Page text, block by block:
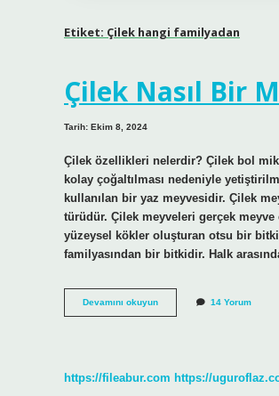
Etiket: Çilek hangi familyadan
Çilek Nasıl Bir
Tarih: Ekim 8, 2024
Çilek özellikleri nelerdir? Çilek bol
kolay çoğaltılması nedeniyle
kullanılan bir yaz meyvesidir. Çilek
türüdür. Çilek meyveleri gerçek meyve
yüzeysel kökler oluşturan otsu bir
familyasından bir bitkidir. Halk
Devamını okuyunÇilek
Nasıl
14 Yorum
https://fileabur.com https://